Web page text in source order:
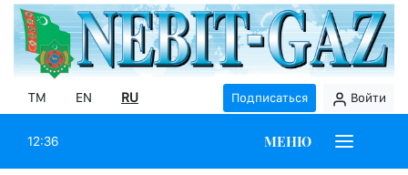
TM EN RU Подписаться Войти
12:36 МЕНЮ